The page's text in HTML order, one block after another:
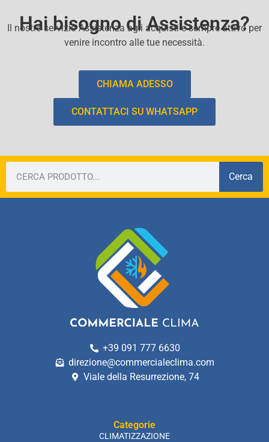
Hai bisogno di Assistenza?
Il nostro servizio Assistenza agli acquisti e sempre attivo per
venire incontro alle tue necessità.
CHIAMA ADESSO
CONTATTACI SU WHATSAPP
Cerca
+39 091 777 6630
direzione@commercialeclima.com
Viale della Resurrezione, 74
Categorie
CLIMATIZZAZIONE